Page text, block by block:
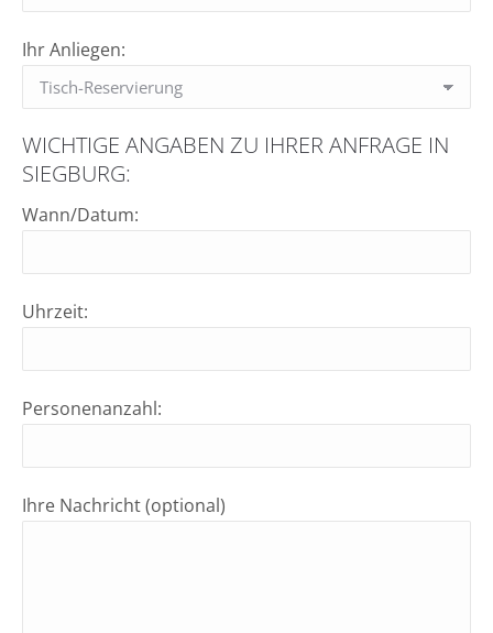
Ihr Anliegen:
WICHTIGE ANGABEN ZU IHRER ANFRAGE IN
SIEGBURG:
Wann/Datum:
Uhrzeit:
Personenanzahl:
Ihre Nachricht (optional)